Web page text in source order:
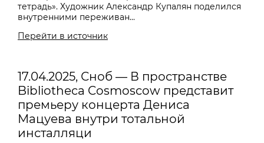
тетрадь». Художник Александр Купалян поделился
внутренними переживан...
Перейти в источник
17.04.2025, Сноб — В пространстве
Bibliotheca Cosmoscow представит
премьеру концерта Дениса
Мацуева внутри тотальной
инсталляци